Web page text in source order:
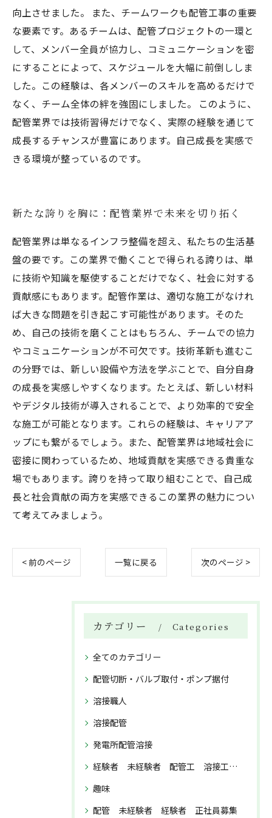
向上させました。 また、チームワークも配管工事の重要
な要素です。あるチームは、配管プロジェクトの一環と
して、メンバー全員が協力し、コミュニケーションを密
にすることによって、スケジュールを大幅に前倒ししま
した。この経験は、各メンバーのスキルを高めるだけで
なく、チーム全体の絆を強固にしました。 このように、
配管業界では技術習得だけでなく、実際の経験を通じて
成長するチャンスが豊富にあります。自己成長を実感で
きる環境が整っているのです。
新たな誇りを胸に：配管業界で未来を切り拓く
配管業界は単なるインフラ整備を超え、私たちの生活基
盤の要です。この業界で働くことで得られる誇りは、単
に技術や知識を駆使することだけでなく、社会に対する
貢献感にもあります。配管作業は、適切な施工がなけれ
ば大きな問題を引き起こす可能性があります。そのた
め、自己の技術を磨くことはもちろん、チームでの協力
やコミュニケーションが不可欠です。技術革新も進むこ
の分野では、新しい設備や方法を学ぶことで、自分自身
の成長を実感しやすくなります。たとえば、新しい材料
やデジタル技術が導入されることで、より効率的で安全
な施工が可能となります。これらの経験は、キャリアア
ップにも繋がるでしょう。また、配管業界は地域社会に
密接に関わっているため、地域貢献を実感できる貴重な
場でもあります。誇りを持って取り組むことで、自己成
長と社会貢献の両方を実感できるこの業界の魅力につい
て考えてみましょう。
< 前のページ 一覧に戻る 次のページ >
カテゴリー Categories
全てのカテゴリー
配管切断・バルブ取付・ポンプ据付
溶接職人
溶接配管
発電所配管溶接
経験者 未経験者 配管工 溶接工 正社員募集
趣味
配管 未経験者 経験者 正社員募集